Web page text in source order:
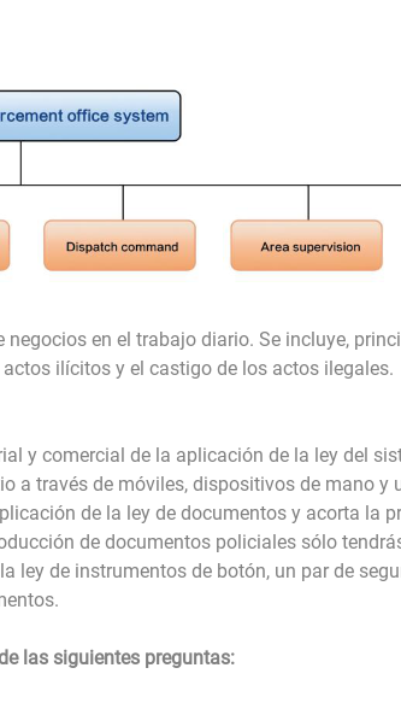
en el trabajo diario. Se incluye,
ilícitos y el castigo de los actos ilegales.
y comercial de la aplicación de la ley del
a través de móviles, dispositivos de mano y
de la ley de documentos y acorta la
de documentos policiales sólo
ley de instrumentos de botón, un par de
las siguientes preguntas: